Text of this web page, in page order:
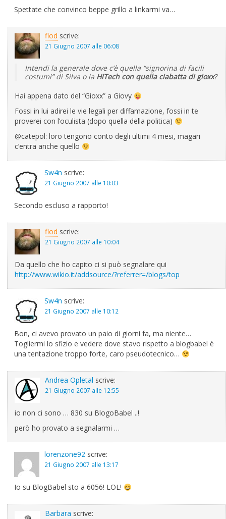
Spettate che convinco beppe grillo a linkarmi va…
flod scrive:
21 Giugno 2007 alle 06:08
Intendi la generale dove c’è quella “signorina di facili
costumi” di Silva o la HiTech con quella ciabatta di gioxx?
Hai appena dato del “Gioxx” a Giovy
Fossi in lui adirei le vie legali per diffamazione, fossi in te
proverei con l’oculista (dopo quella della politica)
@catepol: loro tengono conto degli ultimi 4 mesi, magari
c’entra anche quello
Sw4n scrive:
21 Giugno 2007 alle 10:03
Secondo escluso a rapporto!
flod scrive:
21 Giugno 2007 alle 10:04
Da quello che ho capito ci si può segnalare qui
http://www.wikio.it/addsource/?referrer=/blogs/top
Sw4n scrive:
21 Giugno 2007 alle 10:12
Bon, ci avevo provato un paio di giorni fa, ma niente…
Togliermi lo sfizio e vedere dove stavo rispetto a blogbabel è
una tentazione troppo forte, caro pseudotecnico…
Andrea Opletal scrive:
21 Giugno 2007 alle 12:55
io non ci sono … 830 su BlogoBabel ..!
però ho provato a segnalarmi …
lorenzone92 scrive:
21 Giugno 2007 alle 13:17
Io su BlogBabel sto a 6056! LOL!
Barbara scrive: